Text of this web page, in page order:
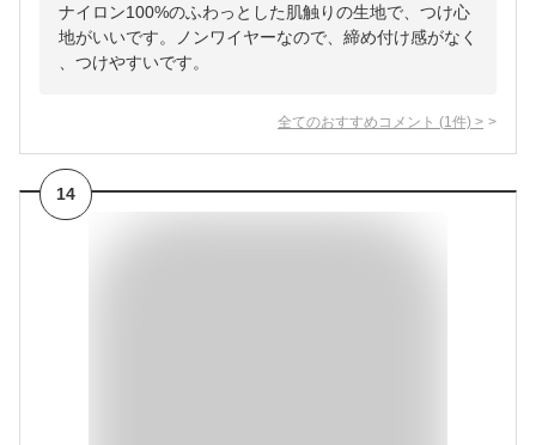
ナイロン100%のふわっとした肌触りの生地で、つけ心
地がいいです。ノンワイヤーなので、締め付け感がなく
、つけやすいです。
全てのおすすめコメント (1 件) >
14